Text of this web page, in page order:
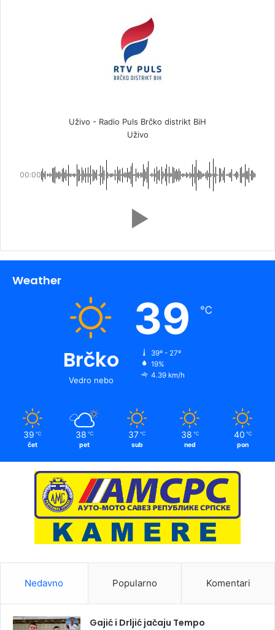
Uživo - Radio Puls Brčko distrikt BiH
Uživo
00:00
Weather
Brčko
Vedro nebo
39 ℃
39º - 27º
19%
4.39 km/h
39 ℃
čet
38 ℃
pet
37 ℃
sub
38 ℃
ned
40 ℃
pon
Nedavno Popularno Komentari
Gajić i Drljić jačaju Tempo